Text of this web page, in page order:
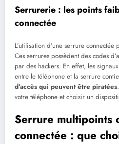
Serrurerie : les points
connectée
L’utilisation d’une serrure
Ces serrures possèdent des codes
par des hackers. En effet, les
entre le téléphone et la serrure
d’accès qui peuvent être piratées
votre téléphone et choisir un
Serrure multipoints
connectée : que